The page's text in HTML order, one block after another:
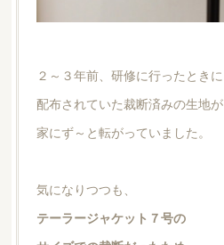
２～３年前、研修に行ったときに
配布されていた裁断済みの生地が
家にず～と転がっていました。
気になりつつも、
テーラージャケット７号の